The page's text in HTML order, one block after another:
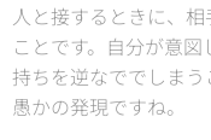
人と接するときに、
ことです。自分が意
持ちを逆なででしま
愚かの発現ですね。